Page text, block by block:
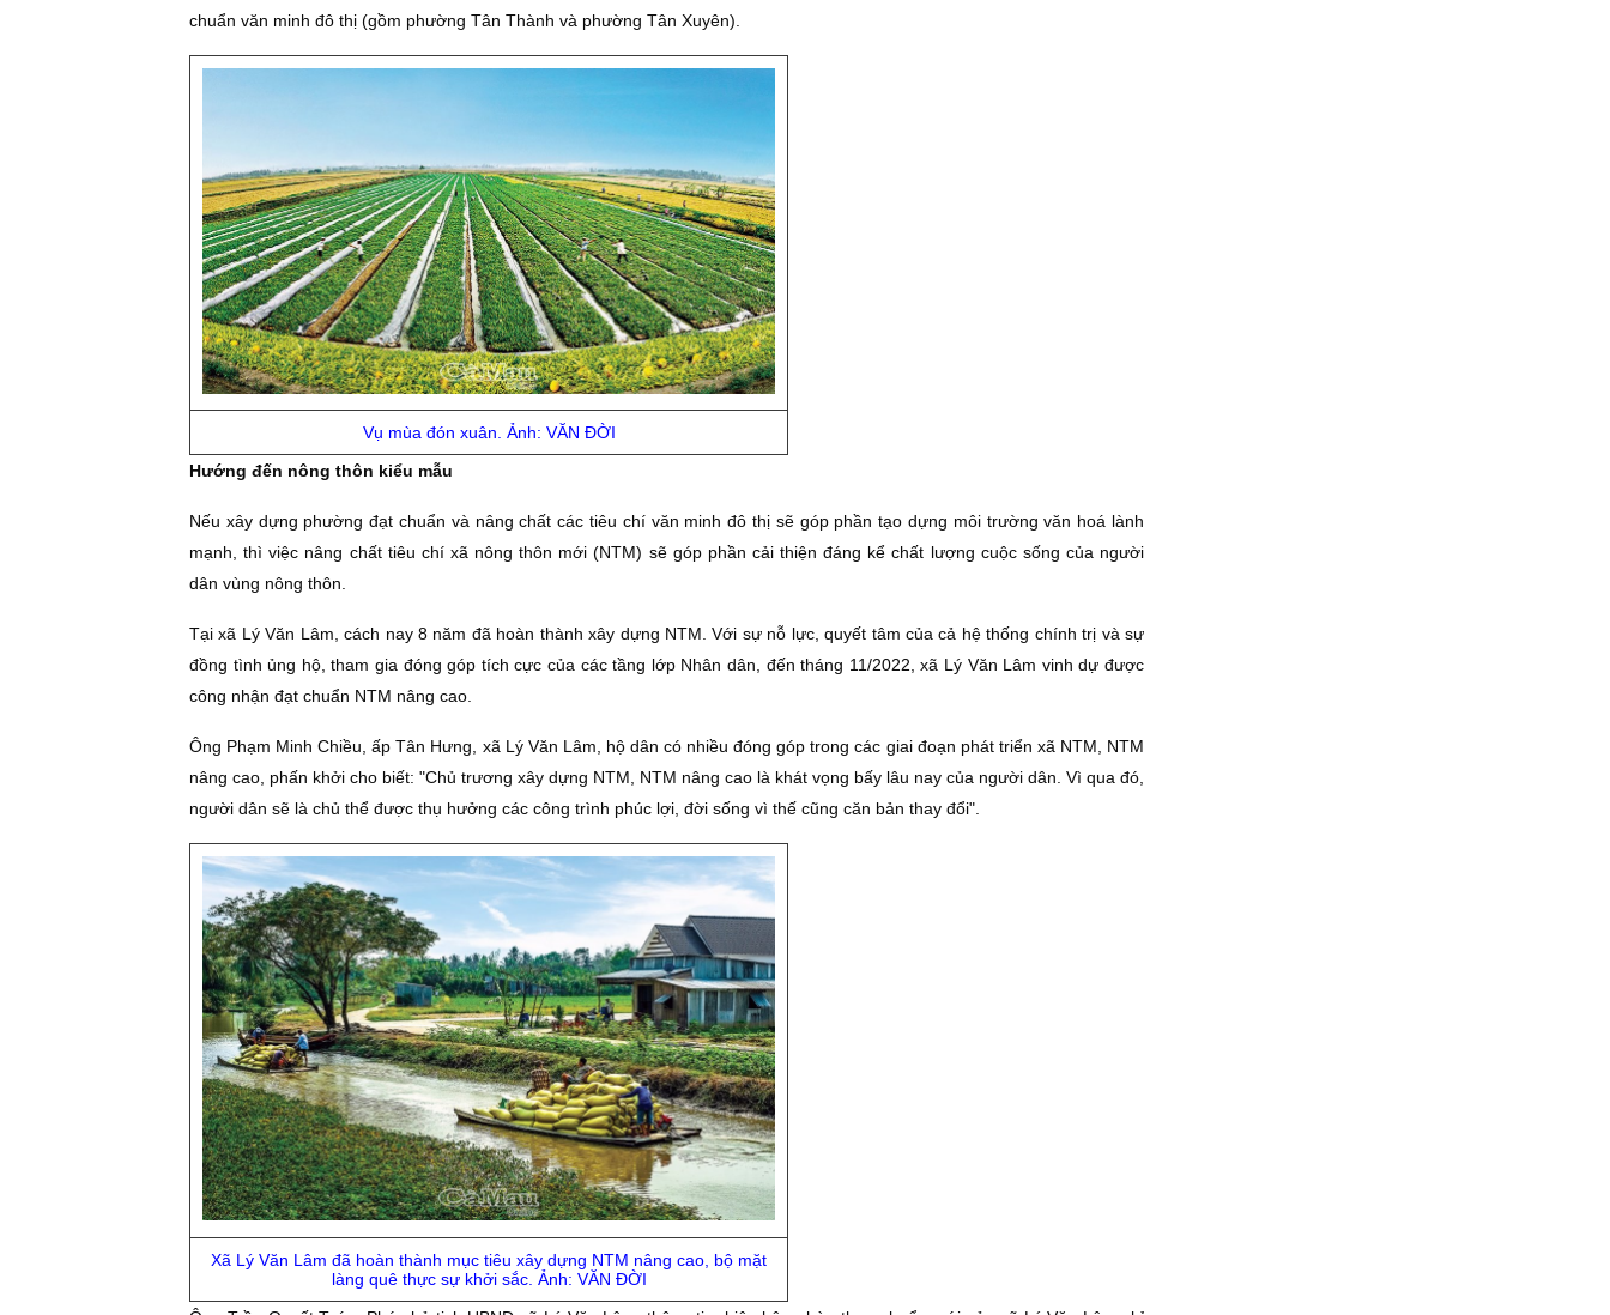
chuẩn văn minh đô thị (gồm phường Tân Thành và phường Tân Xuyên).
Vụ mùa đón xuân. Ảnh: VĂN ÐỜI
Hướng đến nông thôn kiểu mẫu
Nếu xây dựng phường đạt chuẩn và nâng chất các tiêu chí văn minh đô thị sẽ góp phần tạo dựng môi trường văn hoá lành
mạnh, thì việc nâng chất tiêu chí xã nông thôn mới (NTM) sẽ góp phần cải thiện đáng kể chất lượng cuộc sống của người
dân vùng nông thôn.
Tại xã Lý Văn Lâm, cách nay 8 năm đã hoàn thành xây dựng NTM. Với sự nỗ lực, quyết tâm của cả hệ thống chính trị và sự
đồng tình ủng hộ, tham gia đóng góp tích cực của các tầng lớp Nhân dân, đến tháng 11/2022, xã Lý Văn Lâm vinh dự được
công nhận đạt chuẩn NTM nâng cao.
Ông Phạm Minh Chiều, ấp Tân Hưng, xã Lý Văn Lâm, hộ dân có nhiều đóng góp trong các giai đoạn phát triển xã NTM, NTM
nâng cao, phấn khởi cho biết: "Chủ trương xây dựng NTM, NTM nâng cao là khát vọng bấy lâu nay của người dân. Vì qua đó,
người dân sẽ là chủ thể được thụ hưởng các công trình phúc lợi, đời sống vì thế cũng căn bản thay đổi".
Xã Lý Văn Lâm đã hoàn thành mục tiêu xây dựng NTM nâng cao, bộ mặt
làng quê thực sự khởi sắc. Ảnh: VĂN ÐỜI